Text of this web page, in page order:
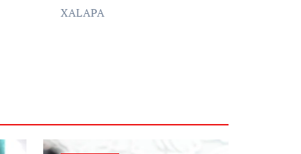
XALAPA